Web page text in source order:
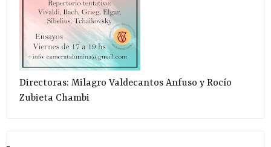
Directoras: Milagro Valdecantos Anfuso y Rocío
Zubieta Chambi